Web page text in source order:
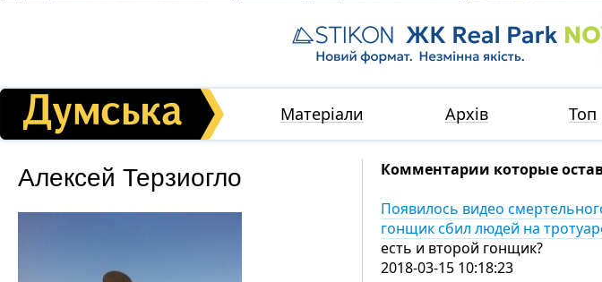
Матеріали Архів Топ
Алексей Терзиогло
Комментарии которые
Появилось видео
гонщик сбил людей на
есть и второй гонщик?
2018-03-15 10:18:23